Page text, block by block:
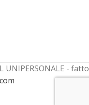
UNIPERSONALE - fatto